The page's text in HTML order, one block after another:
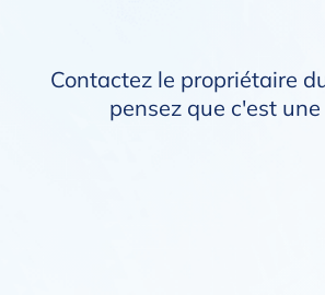
Contactez le propriétaire
pensez que c'est